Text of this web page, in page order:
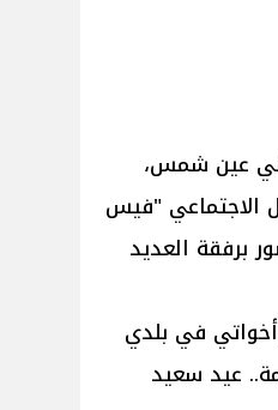
في عين شمس،
الاجتماعي "فيس
برفقة العديد
في بلدي
عيد سعيد